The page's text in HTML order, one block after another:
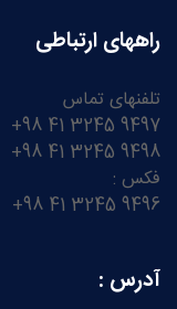
راههای ارتباطی
تلفنهای تماس
9497 3245 41 98+
9498 3245 41 98+
فکس :
9496 3245 41 98+
آدرس :